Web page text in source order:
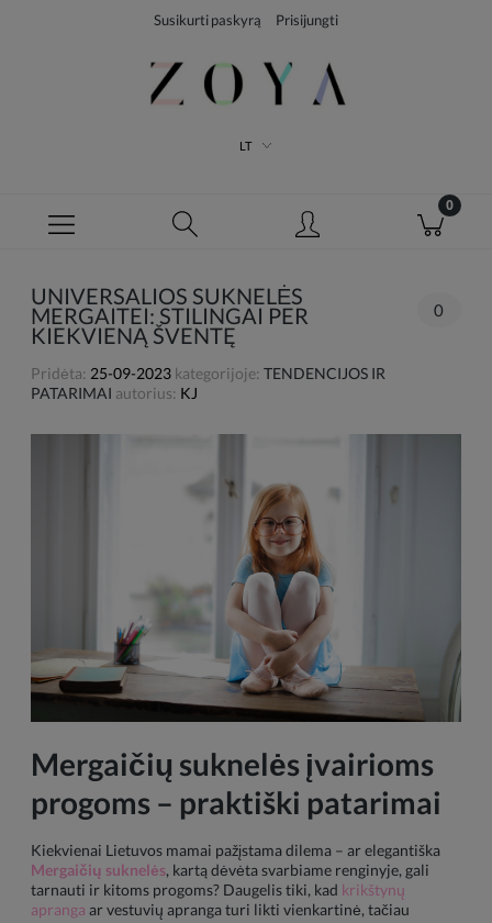
Susikurti paskyrą Prisijungti
LT
UNIVERSALIOS SUKNELĖS
MERGAITEI: STILINGAI PER
KIEKVIENĄ ŠVENTĘ
0
Pridėta: 25-09-2023 kategorijoje: TENDENCIJOS IR
PATARIMAI autorius: KJ
Mergaičių suknelės įvairioms
progoms – praktiški patarimai
Kiekvienai Lietuvos mamai pažįstama dilema – ar elegantiška
Mergaičių suknelės, kartą dėvėta svarbiame renginyje, gali
tarnauti ir kitoms progoms? Daugelis tiki, kad krikštynų
apranga ar vestuvių apranga turi likti vienkartinė, tačiau